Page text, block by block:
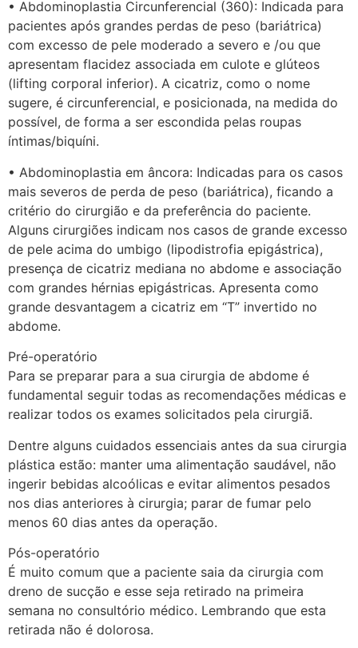
• Abdominoplastia Circunferencial (360): Indicada para
pacientes após grandes perdas de peso (bariátrica)
com excesso de pele moderado a severo e /ou que
apresentam flacidez associada em culote e glúteos
(lifting corporal inferior). A cicatriz, como o nome
sugere, é circunferencial, e posicionada, na medida do
possível, de forma a ser escondida pelas roupas
íntimas/biquíni.
• Abdominoplastia em âncora: Indicadas para os casos
mais severos de perda de peso (bariátrica), ficando a
critério do cirurgião e da preferência do paciente.
Alguns cirurgiões indicam nos casos de grande excesso
de pele acima do umbigo (lipodistrofia epigástrica),
presença de cicatriz mediana no abdome e associação
com grandes hérnias epigástricas. Apresenta como
grande desvantagem a cicatriz em “T” invertido no
abdome.
Pré-operatório
Para se preparar para a sua cirurgia de abdome é
fundamental seguir todas as recomendações médicas e
realizar todos os exames solicitados pela cirurgiã.
Dentre alguns cuidados essenciais antes da sua cirurgia
plástica estão: manter uma alimentação saudável, não
ingerir bebidas alcoólicas e evitar alimentos pesados
nos dias anteriores à cirurgia; parar de fumar pelo
menos 60 dias antes da operação.
Pós-operatório
É muito comum que a paciente saia da cirurgia com
dreno de sucção e esse seja retirado na primeira
semana no consultório médico. Lembrando que esta
retirada não é dolorosa.